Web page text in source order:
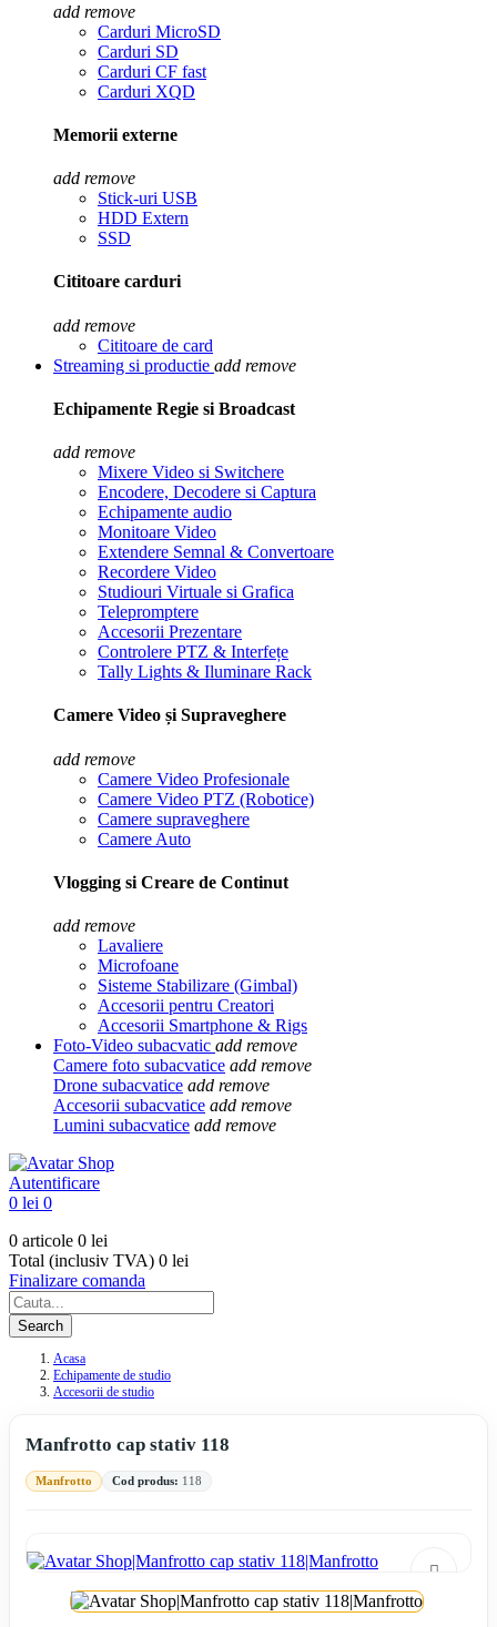
add remove
Carduri MicroSD
Carduri SD
Carduri CF fast
Carduri XQD
Memorii externe
add remove
Stick-uri USB
HDD Extern
SSD
Cititoare carduri
add remove
Cititoare de card
Streaming si productie add remove
Echipamente Regie si Broadcast
add remove
Mixere Video si Switchere
Encodere, Decodere si Captura
Echipamente audio
Monitoare Video
Extendere Semnal & Convertoare
Recordere Video
Studiouri Virtuale si Grafica
Telepromptere
Accesorii Prezentare
Controlere PTZ & Interfețe
Tally Lights & Iluminare Rack
Camere Video și Supraveghere
add remove
Camere Video Profesionale
Camere Video PTZ (Robotice)
Camere supraveghere
Camere Auto
Vlogging si Creare de Continut
add remove
Lavaliere
Microfoane
Sisteme Stabilizare (Gimbal)
Accesorii pentru Creatori
Accesorii Smartphone & Rigs
Foto-Video subacvatic add remove
Camere foto subacvatice add remove
Drone subacvatice add remove
Accesorii subacvatice add remove
Lumini subacvatice add remove
Autentificare
0 lei 0
0 articole 0 lei
Total (inclusiv TVA) 0 lei
Finalizare comanda
Search
Acasa
Echipamente de studio
Accesorii de studio
Manfrotto cap stativ 118
Manfrotto Cod produs: 118